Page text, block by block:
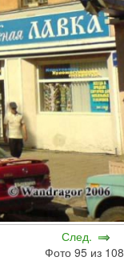
След.
Фото 95 из 108